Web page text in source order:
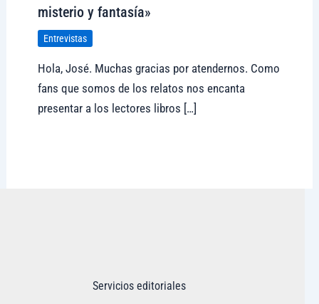
misterio y fantasía»
Entrevistas
Hola, José. Muchas gracias por atendernos. Como
fans que somos de los relatos nos encanta
presentar a los lectores libros […]
Servicios editoriales